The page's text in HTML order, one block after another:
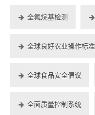
全氟烷基检测
全球良好农业操作标准
全球食品安全倡议
全面质量控制系统